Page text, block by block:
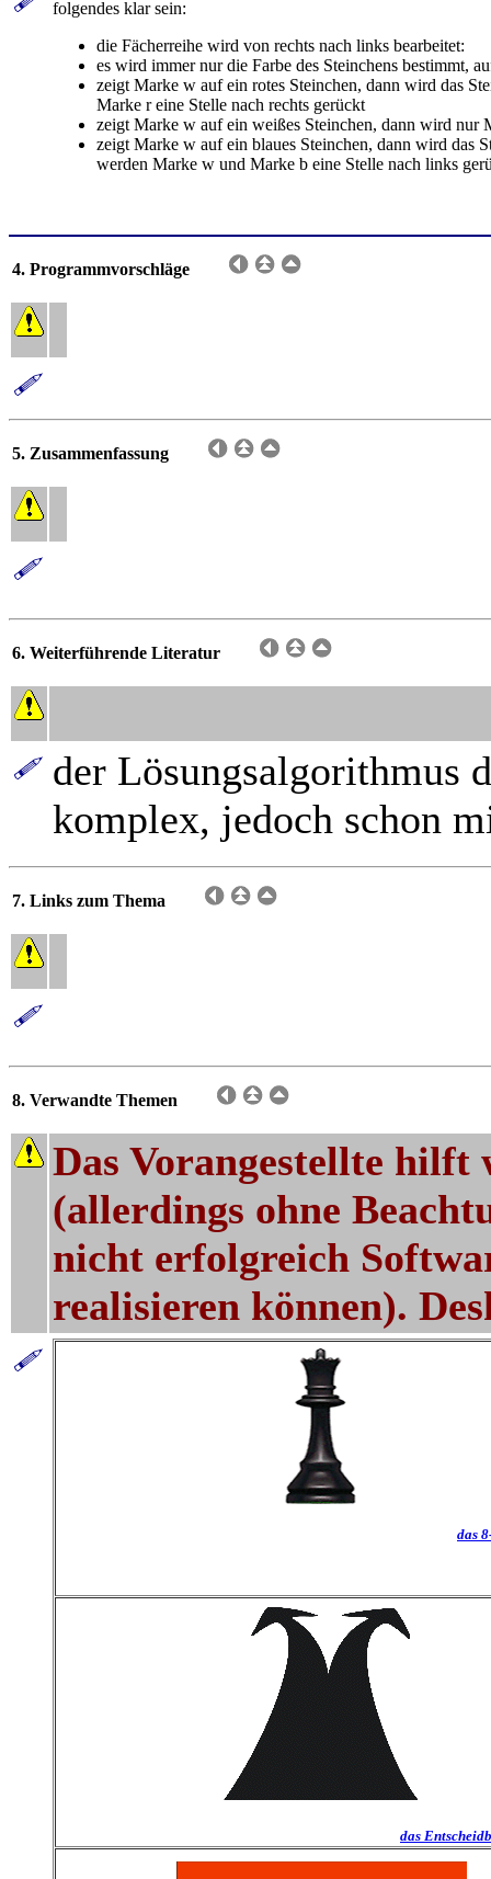
folgendes klar sein:
die Fächerreihe wird von rechts nach links bearbeitet:
es wird immer nur die Farbe des Steinchens bestimmt,
zeigt Marke w auf ein rotes Steinchen, dann wird das
Marke r eine Stelle nach rechts gerückt
zeigt Marke w auf ein weißes Steinchen, dann wird nur
zeigt Marke w auf ein blaues Steinchen, dann wird das
werden Marke w und Marke b eine Stelle nach links
4. Programmvorschläge
5. Zusammenfassung
6. Weiterführende Literatur
der Lösungsalgorithmus
komplex, jedoch schon
7. Links zum Thema
8. Verwandte Themen
Das Vorangestellte hilft
(allerdings ohne
nicht erfolgreich
realisieren können).
das
das